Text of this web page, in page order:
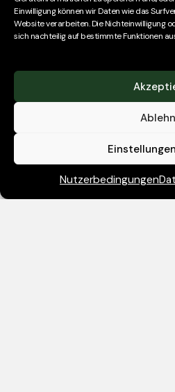
Einwilligung können wir Daten wie das
Website verarbeiten. Die Nichteinwilligung
sich nachteilig auf bestimmte Funktionen
Nutzerbedingungen
Walker Hamill ist eine
Banken und Fonds. Unsere
ihrer Größe: von kleinen,
Unternehmen bis hin zu
Konzernen. Was sie in der
die sie zu einem äußerst
macht. Unsere
Kundenstamm wider – mit